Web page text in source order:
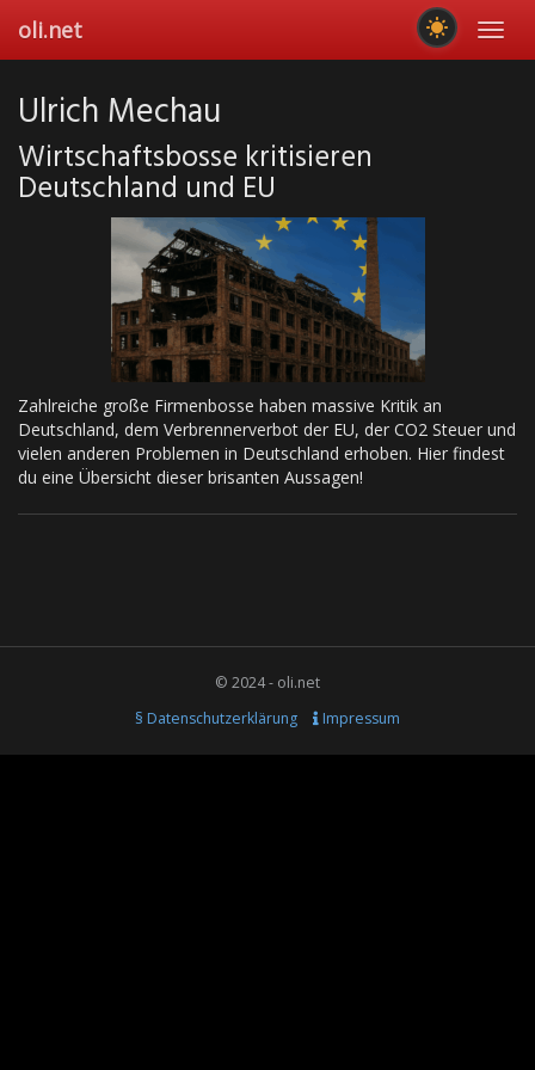
main
oli.net
Ulrich Mechau
Wirtschaftsbosse kritisieren
Deutschland und EU
Zahlreiche große Firmenbosse haben massive Kritik an
Deutschland, dem Verbrennerverbot der EU, der CO2 Steuer und
vielen anderen Problemen in Deutschland erhoben. Hier findest
du eine Übersicht dieser brisanten Aussagen!
© 2024 - oli.net
§ Datenschutzerklärung
Impressum